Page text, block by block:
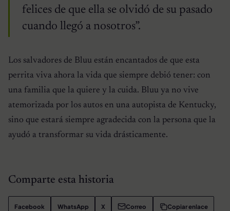
felices de que ella se olvidó de su pasado
cuando llegó a nosotros”.
Los salvadores de Bluu están encantados de que esta
perrita viva ahora la vida que siempre debió tener: con
una familia que la quiere y la cuida. Bluu ya no vive
atemorizada por los autos en una autopista de Kentucky,
sino que estará siempre agradecida con la persona que la
ayudó a transformar su vida drásticamente.
Comparte esta historia
Facebook WhatsApp X Correo Copiar enlace